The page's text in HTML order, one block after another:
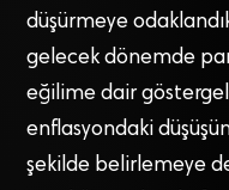
düşürmeye
gelecek dönemde
eğilime dair
enflasyondaki
şekilde belirlemeye